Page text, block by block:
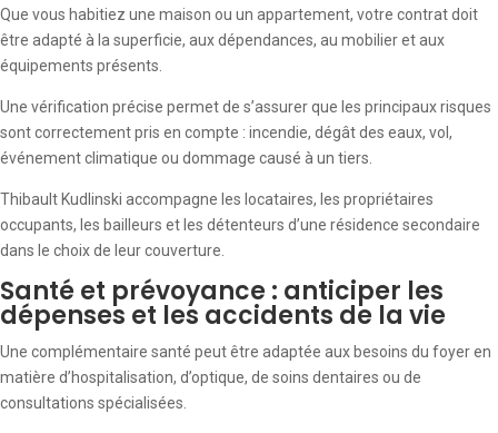
Que vous habitiez une maison ou un appartement, votre contrat doit
être adapté à la superficie, aux dépendances, au mobilier et aux
équipements présents.
Une vérification précise permet de s’assurer que les principaux risques
sont correctement pris en compte : incendie, dégât des eaux, vol,
événement climatique ou dommage causé à un tiers.
Thibault Kudlinski accompagne les locataires, les propriétaires
occupants, les bailleurs et les détenteurs d’une résidence secondaire
dans le choix de leur couverture.
Santé et prévoyance : anticiper les
dépenses et les accidents de la vie
Une complémentaire santé peut être adaptée aux besoins du foyer en
matière d’hospitalisation, d’optique, de soins dentaires ou de
consultations spécialisées.